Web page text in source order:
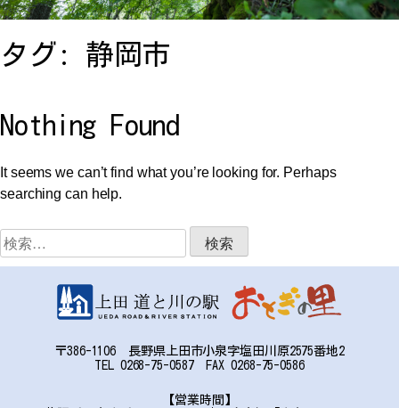
〒386-1106
長野県上田市小泉字塩田川原2575番地2
TEL:0268-75-0587 FAX:0268-75-0586
タグ: 静岡市
Nothing Found
It seems we can’t find what you’re looking for. Perhaps
searching can help.
検
索:
〒386-1106 長野県上田市小泉字塩田川原2575番地2
TEL 0268-75-0587 FAX 0268-75-0586
【営業時間】